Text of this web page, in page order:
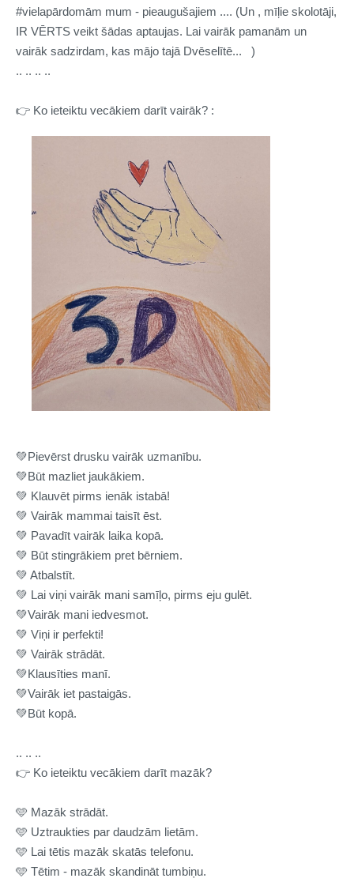
#vielapārdomām mum - pieaugušajiem .... (Un , mīļie skolotāji,
IR VĒRTS veikt šādas aptaujas. Lai vairāk pamanām un
vairāk sadzirdam, kas mājo tajā Dvēselītē... )
.. .. .. ..
👉 Ko ieteiktu vecākiem darīt vairāk? :
💚Pievērst drusku vairāk uzmanību.
💚Būt mazliet jaukākiem.
💚 Klauvēt pirms ienāk istabā!
💚 Vairāk mammai taisīt ēst.
💚 Pavadīt vairāk laika kopā.
💚 Būt stingrākiem pret bērniem.
💚 Atbalstīt.
💚 Lai viņi vairāk mani samīļo, pirms eju gulēt.
💚Vairāk mani iedvesmot.
💚 Viņi ir perfekti!
💚 Vairāk strādāt.
💚Klausīties manī.
💚Vairāk iet pastaigās.
💚Būt kopā.
.. .. ..
👉 Ko ieteiktu vecākiem darīt mazāk?
🩵 Mazāk strādāt.
🩵 Uztraukties par daudzām lietām.
🩵 Lai tētis mazāk skatās telefonu.
🩵 Tētim - mazāk skandināt tumbiņu.